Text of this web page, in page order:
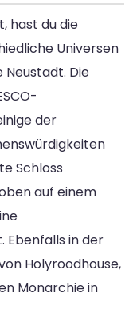
hast du die
Universen
Neustadt. Die
der
Schloss
auf einem
in der
Holyroodhouse,
Monarchie in